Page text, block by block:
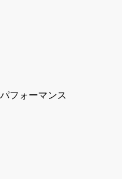
フォーマンス